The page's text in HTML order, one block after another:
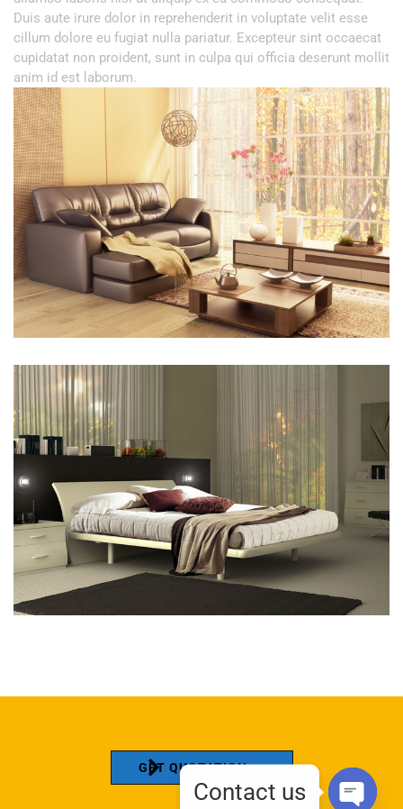
Duis aute irure dolor in reprehenderit in voluptate velit esse
cillum dolore eu fugiat nulla pariatur. Excepteur sint occaecat
cupidatat non proident, sunt in culpa qui officia deserunt mollit
anim id est laborum.
GET QUOTATION
Contact us